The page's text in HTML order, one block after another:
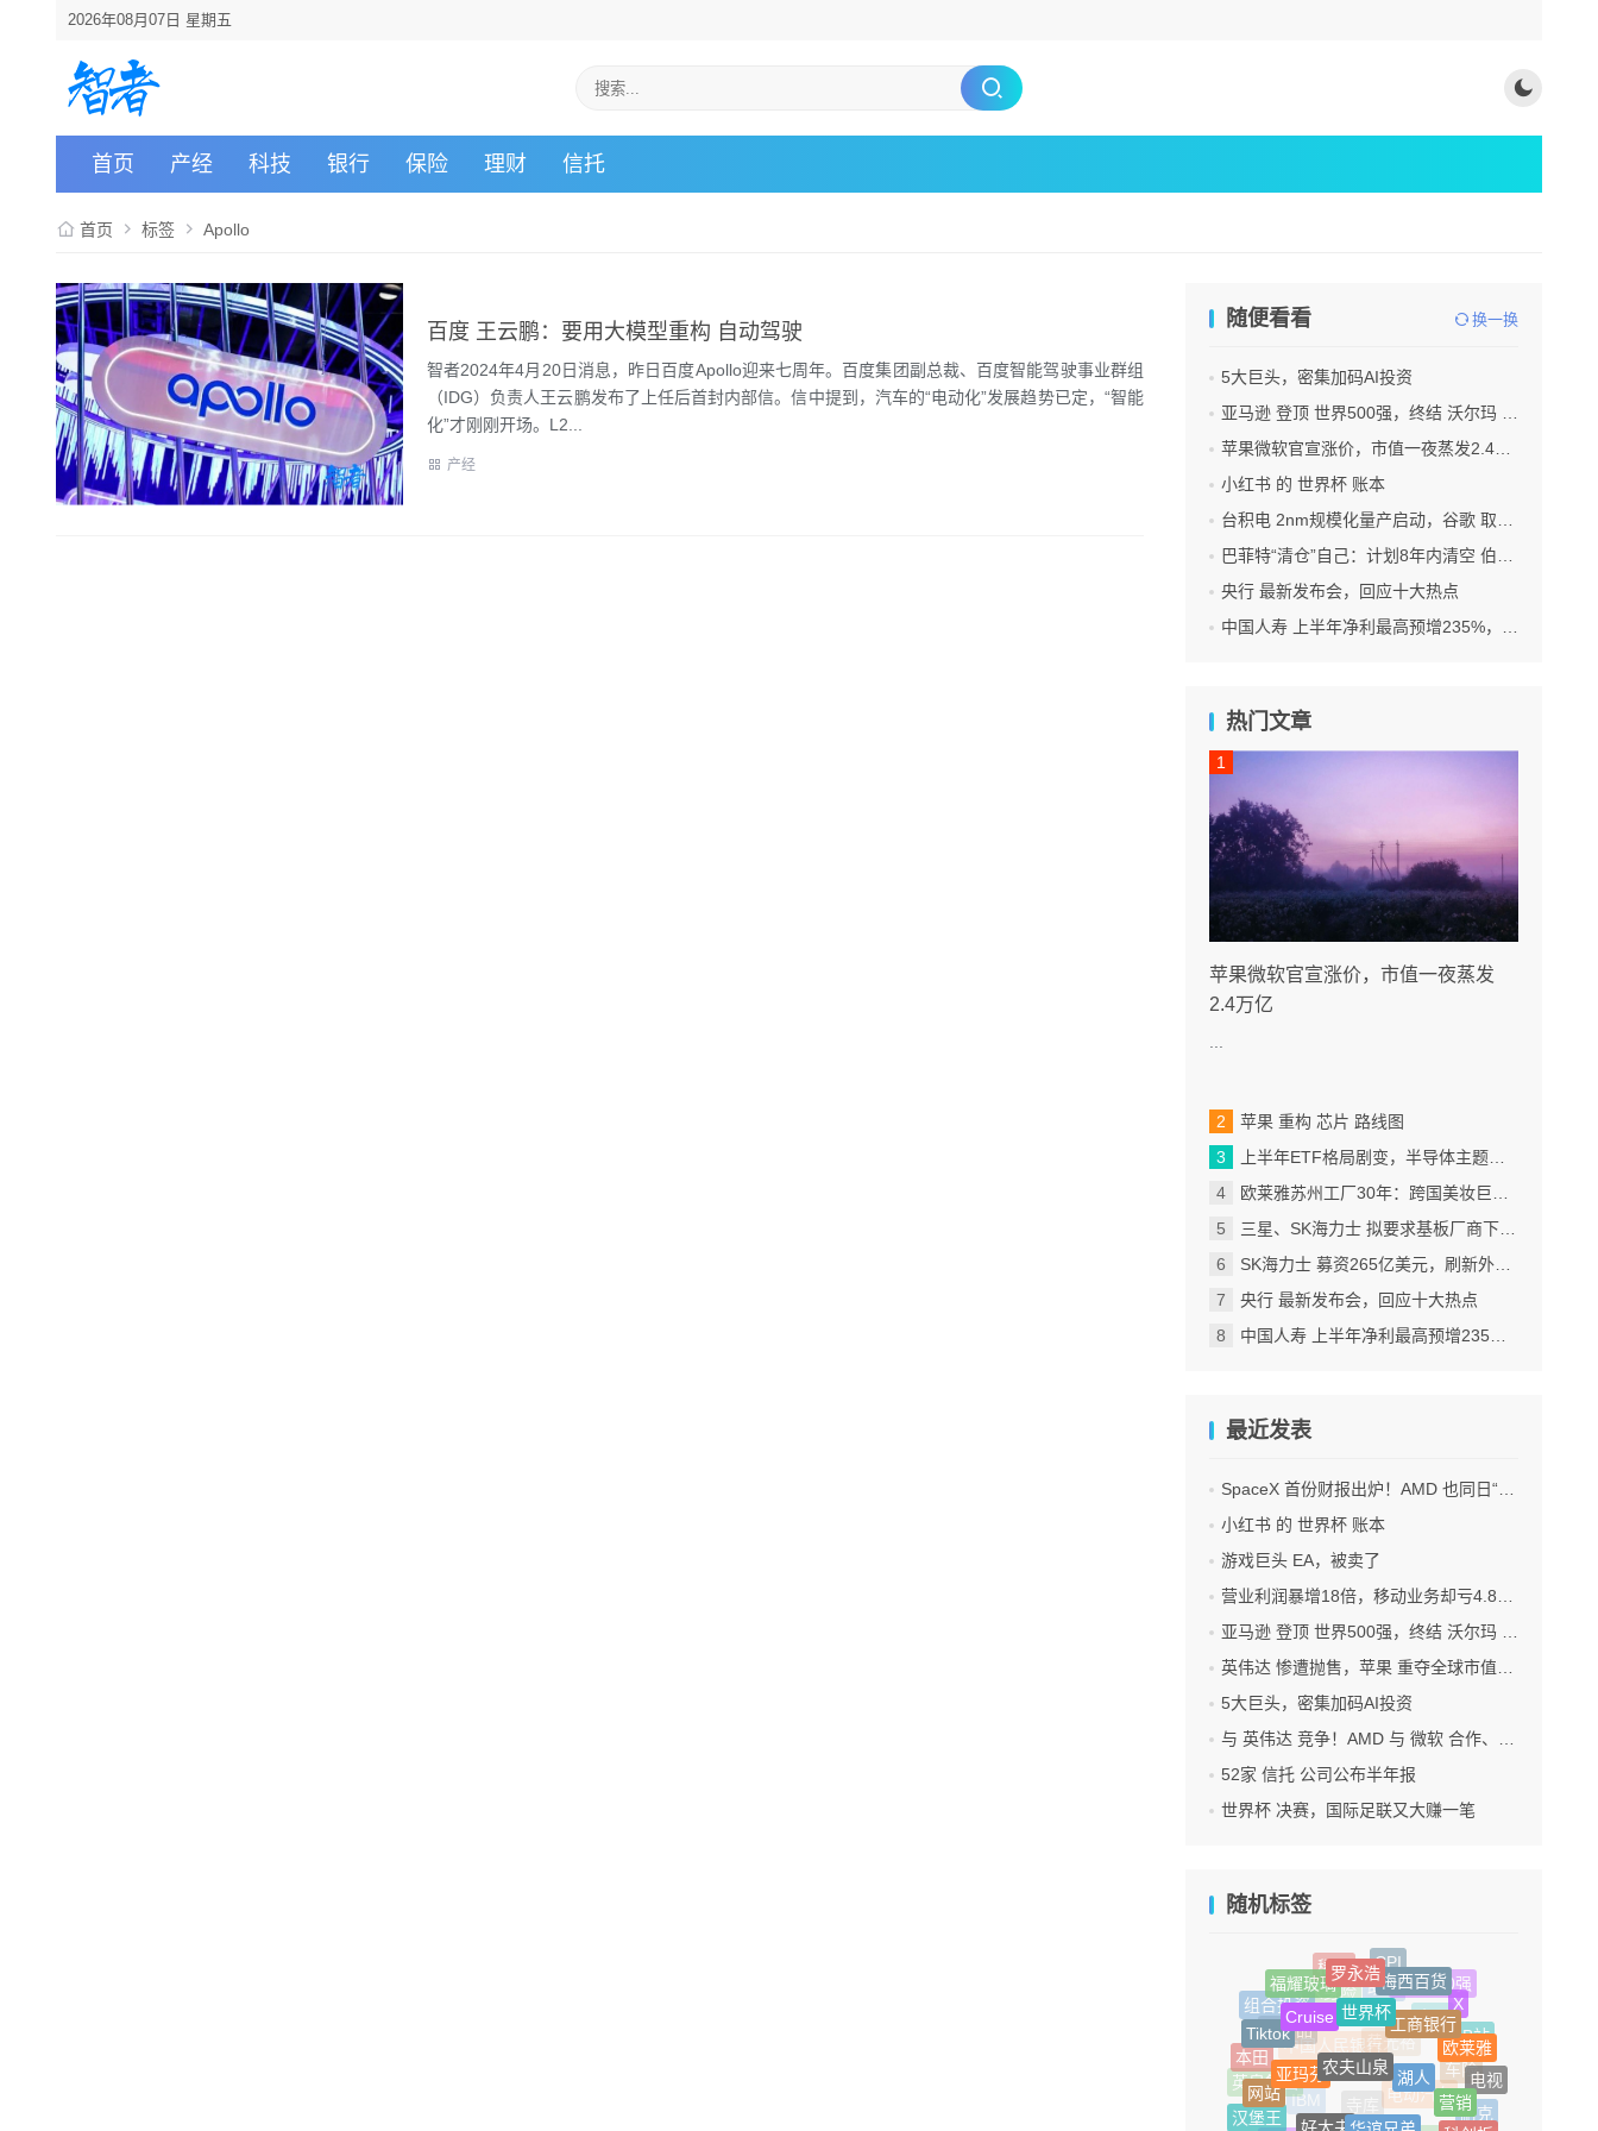
2026年08月07日 星期五
首页 产经 科技 银行 保险 理财 信托
首页 标签 Apollo
百度 王云鹏：要用大模型重构 自动驾驶
智者2024年4月20日消息，昨日百度Apollo迎来七周年。百度集团副总裁、百度智能驾驶事业群组
（IDG）负责人王云鹏发布了上任后首封内部信。信中提到，汽车的“电动化”发展趋势已定，“智能
化”才刚刚开场。L2...
产经
随便看看 换一换
5大巨头，密集加码AI投资
亚马逊 登顶 世界500强，终结 沃尔玛 连续12年领跑纪录
苹果微软官宣涨价，市值一夜蒸发2.4万亿
小红书 的 世界杯 账本
台积电 2nm规模化量产启动，谷歌 取代苹果成首发客户
巴菲特“清仓”自己：计划8年内清空 伯克希尔 全部持股
央行 最新发布会，回应十大热点
中国人寿 上半年净利最高预增235%，刷新纪录
热门文章
苹果微软官宣涨价，市值一夜蒸发
2.4万亿
苹果 重构 芯片 路线图
上半年ETF格局剧变，半导体主题包揽“翻倍基”
欧莱雅苏州工厂30年：跨国美妆巨头的中国制造样本
三星、SK海力士 拟要求基板厂商下半年降价
SK海力士 募资265亿美元，刷新外国企业赴美IPO纪录
央行 最新发布会，回应十大热点
中国人寿 上半年净利最高预增235%，刷新纪录
最近发表
SpaceX 首份财报出炉！AMD 也同日“交卷”！
小红书 的 世界杯 账本
游戏巨头 EA，被卖了
营业利润暴增18倍，移动业务却亏4.85亿美元：三星 AI红利的另一面
亚马逊 登顶 世界500强，终结 沃尔玛 连续12年领跑纪录
英伟达 惨遭抛售，苹果 重夺全球市值第一，释放什么信号？
5大巨头，密集加码AI投资
与 英伟达 竞争！AMD 与 微软 合作、将交付机架级系统Helios
52家 信托 公司公布半年报
世界杯 决赛，国际足联又大赚一笔
随机标签
助贷
人身险
稀土
CPI
世界500强
水果
黄光裕
中国人民银行
奢侈品
组合投资
福耀玻璃
罗永浩梅西百货
X
B站
车险
电动汽车
寺库
IBM
英皇集团
本田
Tiktok
Cruise 世界杯
工商银行
欧莱雅
电视
耐克
汉堡王
网站
亚玛芬
农夫山泉
营销
好大夫华谊兄弟